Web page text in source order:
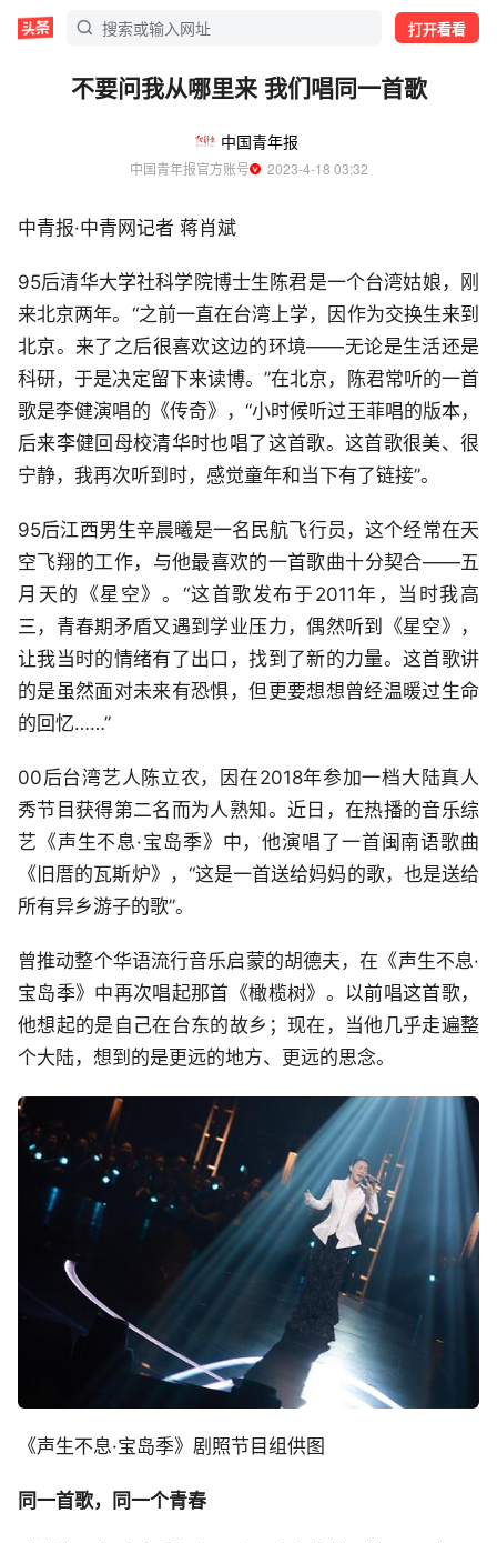
打开看看
不要问我从哪里来 我们唱同一首歌
中国青年报
中国青年报官方账号
  2023-4-18 03:32
中青报·中青网记者 蒋肖斌
95后清华大学社科学院博士生陈君是一个台湾姑娘，刚
来北京两年。“之前一直在台湾上学，因作为交换生来到
北京。来了之后很喜欢这边的环境——无论是生活还是
科研，于是决定留下来读博。”在北京，陈君常听的一首
歌是李健演唱的《传奇》，“小时候听过王菲唱的版本，
后来李健回母校清华时也唱了这首歌。这首歌很美、很
宁静，我再次听到时，感觉童年和当下有了链接”。
95后江西男生辛晨曦是一名民航飞行员，这个经常在天
空飞翔的工作，与他最喜欢的一首歌曲十分契合——五
月天的《星空》。“这首歌发布于2011年，当时我高
三，青春期矛盾又遇到学业压力，偶然听到《星空》，
让我当时的情绪有了出口，找到了新的力量。这首歌讲
的是虽然面对未来有恐惧，但更要想想曾经温暖过生命
的回忆……”
00后台湾艺人陈立农，因在2018年参加一档大陆真人
秀节目获得第二名而为人熟知。近日，在热播的音乐综
艺《声生不息·宝岛季》中，他演唱了一首闽南语歌曲
《旧厝的瓦斯炉》，“这是一首送给妈妈的歌，也是送给
所有异乡游子的歌”。
曾推动整个华语流行音乐启蒙的胡德夫，在《声生不息·
宝岛季》中再次唱起那首《橄榄树》。以前唱这首歌，
他想起的是自己在台东的故乡；现在，当他几乎走遍整
个大陆，想到的是更远的地方、更远的思念。
《声生不息·宝岛季》剧照节目组供图
同一首歌，同一个青春